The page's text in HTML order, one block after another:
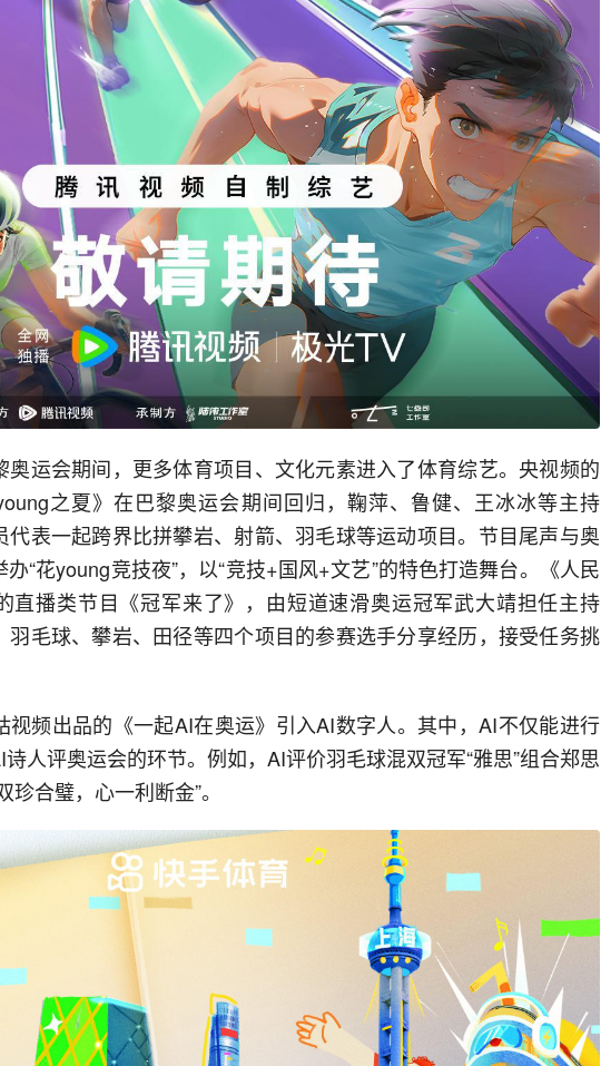
奥运会期间，更多体育项目、文化元素进入了体育综艺。央视频的
之夏》在巴黎奥运会期间回归，鞠萍、鲁健、王冰冰等主持
代表一起跨界比拼攀岩、射箭、羽毛球等运动项目。节目尾声与奥
“花young竞技夜”，以“竞技+国风+文艺”的特色打造舞台。《人民
直播类节目《冠军来了》，由短道速滑奥运冠军武大靖担任主持
羽毛球、攀岩、田径等四个项目的参赛选手分享经历，接受任务挑
视频出品的《一起AI在奥运》引入AI数字人。其中，AI不仅能进行
人评奥运会的环节。例如，AI评价羽毛球混双冠军“雅思”组合郑思
珍合璧，心一利断金”。